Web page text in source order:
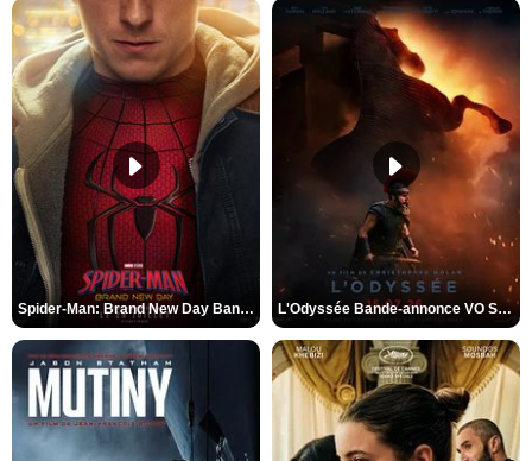
Spider-Man: Brand New Day Bande-annonce VO STFR L'Odyssée Bande-annonce VO STFR